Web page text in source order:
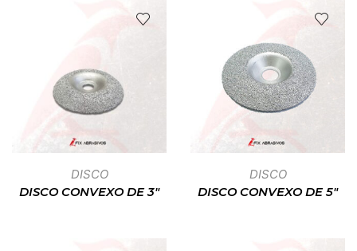
DISCO
DISCO CONVEXO DE 3″
DISCO
DISCO CONVEXO DE 5″